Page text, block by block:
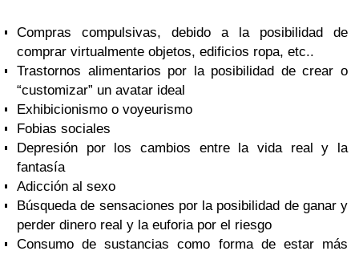
Compras compulsivas, debido a la posibilidad de
comprar virtualmente objetos, edificios ropa, etc..
Trastornos alimentarios por la posibilidad de crear o
“customizar” un avatar ideal
Exhibicionismo o voyeurismo
Fobias sociales
Depresión por los cambios entre la vida real y la
fantasía
Adicción al sexo
Búsqueda de sensaciones por la posibilidad de ganar y
perder dinero real y la euforia por el riesgo
Consumo de sustancias como forma de estar más